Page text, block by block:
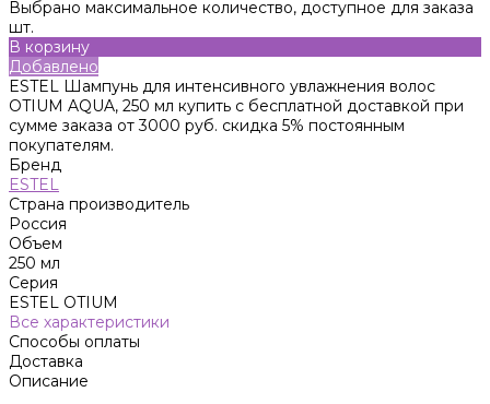
Выбрано максимальное количество, доступное для заказа
шт.
В корзину
Добавлено
ESTEL Шампунь для интенсивного увлажнения волос
OTIUM AQUA, 250 мл купить с бесплатной доставкой при
сумме заказа от 3000 руб. скидка 5% постоянным
покупателям.
Бренд
ESTEL
Страна производитель
Россия
Объем
250 мл
Серия
ESTEL OTIUM
Все характеристики
Способы оплаты
Доставка
Описание